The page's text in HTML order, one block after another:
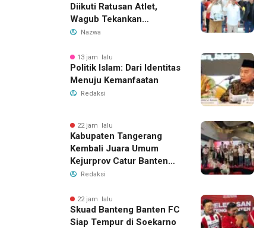
Diikuti Ratusan Atlet,
Wagub Tekankan
Pembinaan Dini
Nazwa
13 jam lalu
Politik Islam: Dari Identitas
Menuju Kemanfaatan
Redaksi
22 jam lalu
Kabupaten Tangerang
Kembali Juara Umum
Kejurprov Catur Banten
2026, Raih 24 Medali
Redaksi
22 jam lalu
Skuad Banteng Banten FC
Siap Tempur di Soekarno